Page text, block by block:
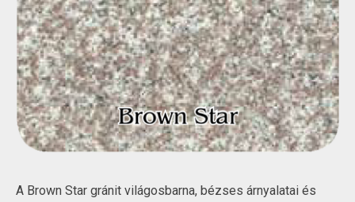
A Brown Star gránit világosbarna, bézses árnyalatai és